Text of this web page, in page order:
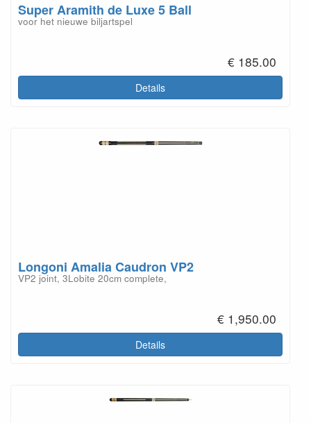
Super Aramith de Luxe 5 Ball
voor het nieuwe biljartspel
€ 185.00
Details
Longoni Amalia Caudron VP2
VP2 joint, 3Lobite 20cm complete,
€ 1,950.00
Details